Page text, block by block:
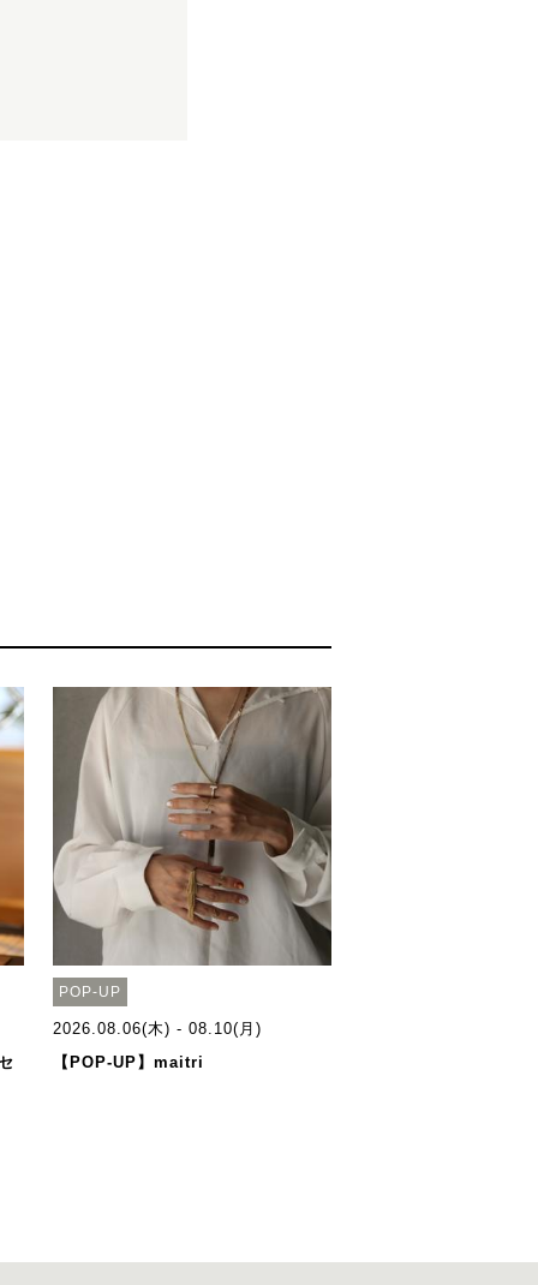
POP-UP
2026.08.06(木) - 08.10(月)
【POP-UP】maitri